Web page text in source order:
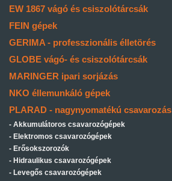
EW 1867 vágó és csiszolótárcsák
FEIN gépek
GERIMA - professzionális élletörés
GLOBE vágó- és csiszolótárcsák
MARINGER ipari sorjázás
NKO éllemunkáló gépek
PLARAD - nagynyomatékú csavarozás
Akkumulátoros csavarozógépek
Elektromos csavarozógépek
Erősokszorozók
Hidraulikus csavarozógépek
Levegős csavarozógépek